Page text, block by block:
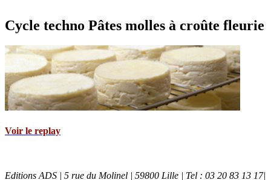
Cycle techno Pâtes molles à croûte fleurie
Voir le replay
Editions ADS | 5 rue du Molinel | 59800 Lille | Tel : 03 20 83 13 17|